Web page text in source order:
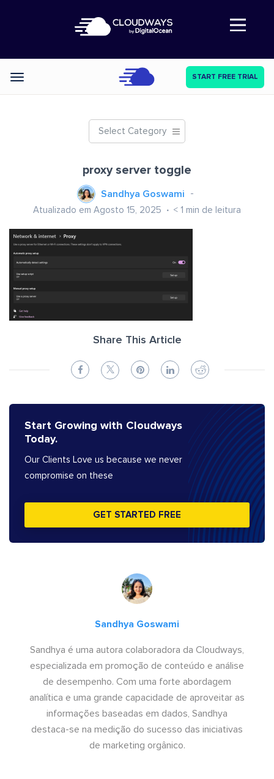
Abre a navegação
Categories START FREE TRIAL
Select Category
proxy server toggle
Sandhya Goswami
Atualizado em Agosto 15, 2025 < 1 min de leitura
Share This Article
Start Growing with Cloudways
Today.
Our Clients Love us because we never
compromise on these
GET STARTED FREE
Sandhya Goswami
Sandhya é uma autora colaboradora da Cloudways,
especializada em promoção de conteúdo e análise
de desempenho. Com uma forte abordagem
analítica e uma grande capacidade de aproveitar as
informações baseadas em dados, Sandhya
destaca-se na medição do sucesso das iniciativas
de marketing orgânico.